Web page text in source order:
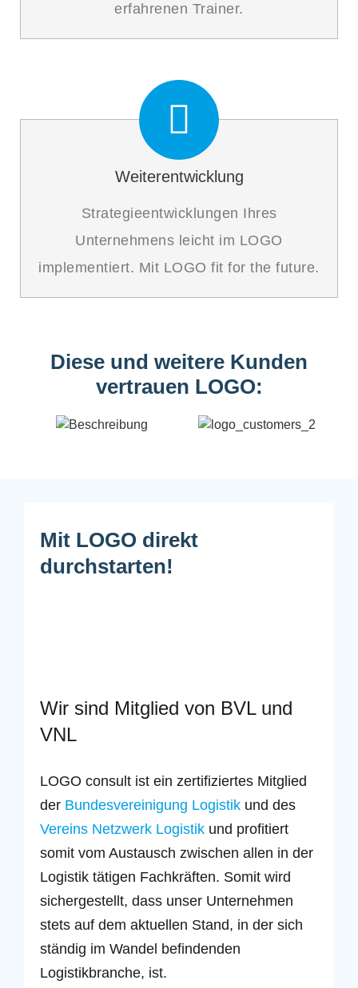
erfahrenen Trainer.
Weiterentwicklung
Strategieentwicklungen Ihres
Unternehmens leicht im LOGO
implementiert. Mit LOGO fit for the future.
Diese und weitere Kunden
vertrauen LOGO:
Mit LOGO direkt
durchstarten!
Wir sind Mitglied von BVL und
VNL
LOGO consult ist ein zertifiziertes Mitglied
der Bundesvereinigung Logistik und des
Vereins Netzwerk Logistik und profitiert
somit vom Austausch zwischen allen in der
Logistik tätigen Fachkräften. Somit wird
sichergestellt, dass unser Unternehmen
stets auf dem aktuellen Stand, in der sich
ständig im Wandel befindenden
Logistikbranche, ist.